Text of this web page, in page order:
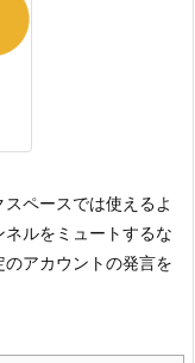
ペースでは使えるよ
ルをミュートするな
アカウントの発言を